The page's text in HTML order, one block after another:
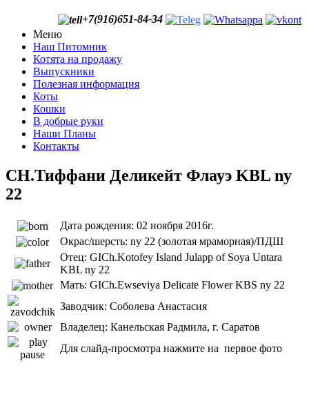
+7(916)651-84-34
Меню
Наш Питомник
Котята на продажу
Выпускники
Полезная информация
Коты
Кошки
В добрые руки
Наши Планы
Контакты
CH.Тиффани Деликейт Флауэ KBL ny
22
Дата рождения: 02 ноября 2016г.
Окрас/шерсть: ny 22 (золотая мраморная)/ПДШ
Отец: GICh.Kotofey Island Julapp of Soya Untara
KBL ny 22
Мать: GICh.Еwseviya Delicate Flower KBS ny 22
Заводчик: Соболева Анастасия
Владелец: Канельская Радмила, г. Саратов
Для слайд-просмотра нажмите на первое фото